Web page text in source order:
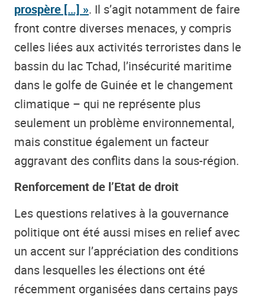
prospère […] ». Il s’agit notamment de faire
front contre diverses menaces, y compris
celles liées aux activités terroristes dans le
bassin du lac Tchad, l’insécurité maritime
dans le golfe de Guinée et le changement
climatique – qui ne représente plus
seulement un problème environnemental,
mais constitue également un facteur
aggravant des conflits dans la sous-région.
Renforcement de l’Etat de droit
Les questions relatives à la gouvernance
politique ont été aussi mises en relief avec
un accent sur l’appréciation des conditions
dans lesquelles les élections ont été
récemment organisées dans certains pays